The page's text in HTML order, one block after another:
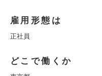
雇用形態は
正社員
どこで働くか